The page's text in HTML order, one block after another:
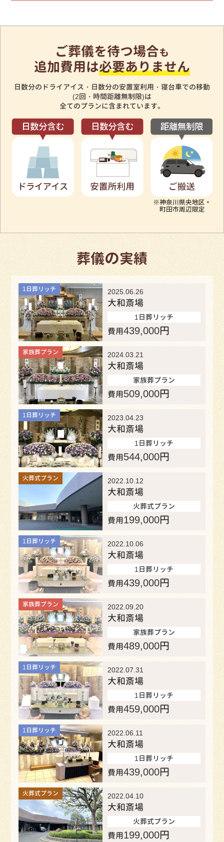
ご葬儀を待つ場合も
追加費用は必要ありません
日数分のドライアイス・日数分の安置室利用・寝台車での移動
(2回・時間距離無制限)は
全てのプランに含まれています。
葬儀の実績
1日葬リッチ 2025.06.26
大和斎場
1日葬リッチ
費用439,000円
家族葬プラン 2024.03.21
大和斎場
家族葬プラン
費用509,000円
1日葬リッチ 2023.04.23
大和斎場
1日葬リッチ
費用544,000円
火葬式プラン 2022.10.12
大和斎場
火葬式プラン
費用199,000円
1日葬リッチ 2022.10.06
大和斎場
1日葬リッチ
費用439,000円
家族葬プラン 2022.09.20
大和斎場
家族葬プラン
費用489,000円
1日葬リッチ 2022.07.31
大和斎場
1日葬リッチ
費用459,000円
1日葬リッチ 2022.06.11
大和斎場
1日葬リッチ
費用439,000円
火葬式プラン 2022.04.10
大和斎場
火葬式プラン
費用199,000円